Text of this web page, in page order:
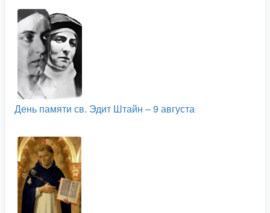
День памяти св. Эдит Штайн – 9 августа